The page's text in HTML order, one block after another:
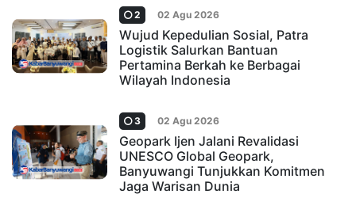
2 02 Agu 2026
Wujud Kepedulian Sosial, Patra
Logistik Salurkan Bantuan
Pertamina Berkah ke Berbagai
Wilayah Indonesia
3 02 Agu 2026
Geopark Ijen Jalani Revalidasi
UNESCO Global Geopark,
Banyuwangi Tunjukkan Komitmen
Jaga Warisan Dunia